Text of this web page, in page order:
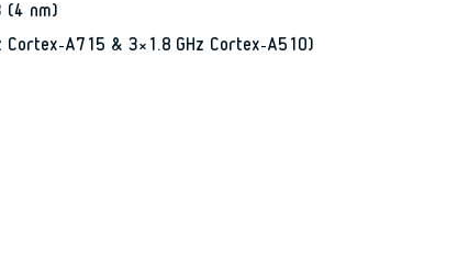
(4 nm)
A715 & 3×1.8 GHz Cortex-A510)